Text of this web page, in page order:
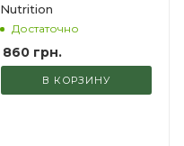
Nutrition
Достаточно
860грн.
В КОРЗИНУ